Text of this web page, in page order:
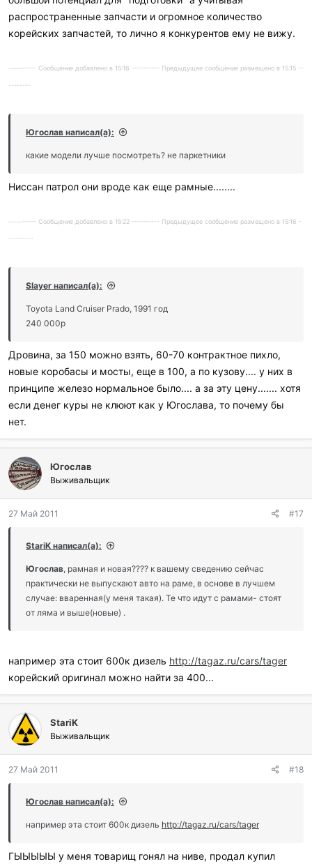
распространенные запчасти и огромное количество
корейских запчастей, то лично я конкурентов ему не вижу.
---------- Сообщение добавлено в 15:16 ---------- Предыдущее сообщение размещено в 15:15 --
--------
Югослав написал(а):
какие модели лучше посмотреть? не паркетники
Ниссан патрол они вроде как еще рамные........
---------- Сообщение добавлено в 15:22 ---------- Предыдущее сообщение размещено в 15:16 -
---------
Slayer написал(а):
Toyota Land Cruiser Prado, 1991 год
240 000р
Дровина, за 150 можно взять, 60-70 контрактное пихло,
новые коробасы и мосты, еще в 100, а по кузову.... у них в
принципе железо нормальное было.... а за эту цену....... хотя
если денег куры не клюют как у Югослава, то почему бы
нет.
Югослав
Выживальщик
27 Май 2011 #17
StariK написал(а):
Югослав, рамная и новая???? к вашему сведению сейчас
практически не выпускают авто на раме, в основе в лучшем
случае: вваренная(у меня такая). Те что идут с рамами- стоят
от ляма и выше(новые) .
например эта стоит 600к дизель http://tagaz.ru/cars/tager
корейский оригинал можно найти за 400...
StariK
Выживальщик
27 Май 2011 #18
Югослав написал(а):
например эта стоит 600к дизель http://tagaz.ru/cars/tager
ГЫЫЫЫЫ у меня товарищ гонял на ниве, продал купил